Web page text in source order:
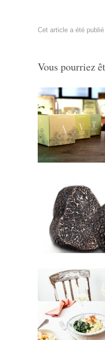
Cet article a été
Vous pourriez